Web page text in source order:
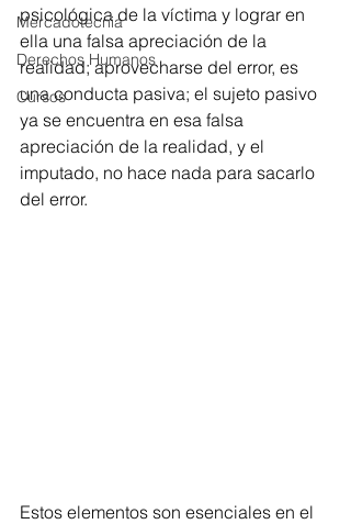
Mercadotecnia
Derechos Humanos
Cursos
psicológica de la víctima y lograr en
ella una falsa apreciación de la
realidad; aprovecharse del error, es
una conducta pasiva; el sujeto pasivo
ya se encuentra en esa falsa
apreciación de la realidad, y el
imputado, no hace nada para sacarlo
del error.
Estos elementos son esenciales en el